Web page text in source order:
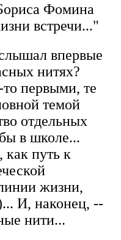
Фомина
встречи..."
впервые
нитях?
первыми, те
темой
отдельных
в школе...
путь к
жизни,
И, наконец, --
нити...